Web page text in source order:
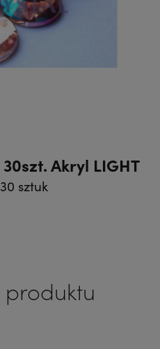
Akryl LIGHT
sztuk
produktu